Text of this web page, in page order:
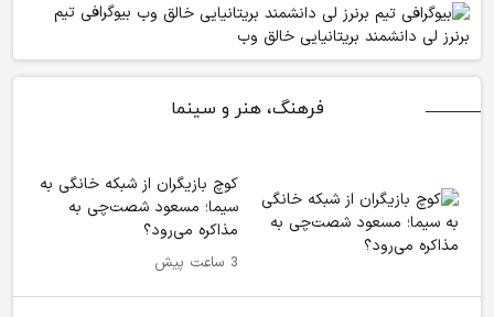
بیوگرافی تیم
برنرز لی دانشمند بریتانیایی خالق وب
فرهنگ، هنر و سینما
کوچ بازیگران از شبکه خانگی به
سیما؛ مسعود شصت‌چی به
مذاکره می‌رود؟
3 ساعت پیش